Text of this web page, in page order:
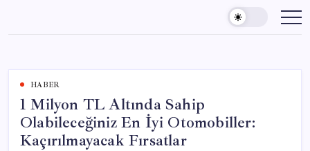
content
HABER
1 Milyon TL Altında Sahip
Olabileceğiniz En İyi Otomobiller:
Kaçırılmayacak Fırsatlar